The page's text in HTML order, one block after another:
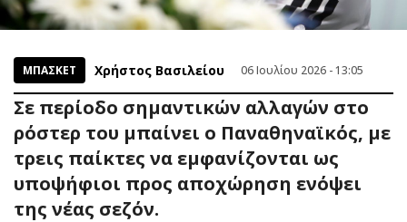
ΜΠΑΣΚΕΤ Χρήστος Βασιλείου 06 Ιουλίου 2026 - 13:05
Σε περίοδο σημαντικών αλλαγών στο
ρόστερ του μπαίνει ο Παναθηναϊκός, με
τρεις παίκτες να εμφανίζονται ως
υποψήφιοι προς αποχώρηση ενόψει
της νέας σεζόν.